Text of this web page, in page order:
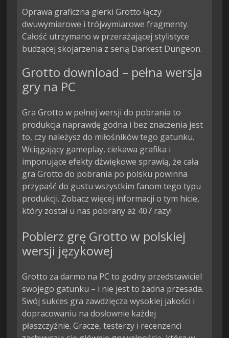
Oprawa graficzna gierki Grotto łączy
dwuwymiarowe i trójwymiarowe fragmenty.
Całość utrzymano w przerażającej stylistyce
budzącej skojarzenia z serią Darkest Dungeon.
Grotto download – pełna wersja
gry na PC
Gra Grotto w pełnej wersji do pobrania to
produkcja naprawdę godna i bez znaczenia jest
to, czy należysz do miłośników tego gatunku.
Wciągający gameplay, ciekawa grafika i
imponujące efekty dźwiękowe sprawią, że cała
gra Grotto do pobrania po polsku powinna
przypaść do gustu wszystkim fanom tego typu
produkcji. Zobacz więcej informacji o tym hicie,
który został u nas pobrany aż 407 razy!
Pobierz grę Grotto w polskiej
wersji językowej
Grotto za darmo na PC to godny przedstawiciel
swojego gatunku – i nie jest to żadna przesada.
Swój sukces gra zawdzięcza wysokiej jakości i
dopracowaniu na dosłownie każdej
płaszczyźnie. Gracze, testerzy i recenzenci